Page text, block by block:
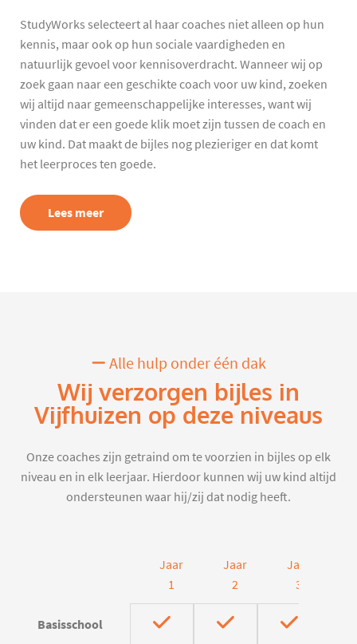
StudyWorks selecteert al haar coaches niet alleen op hun
kennis, maar ook op hun sociale vaardigheden en
natuurlijk gevoel voor kennisoverdracht. Wanneer wij op
zoek gaan naar een geschikte coach voor uw kind, zoeken
wij altijd naar gemeenschappelijke interesses, want wij
vinden dat er een goede klik moet zijn tussen de coach en
uw kind. Dat maakt de bijles nog plezieriger en dat komt
het leerproces ten goede.
Lees meer
Alle hulp onder één dak
Wij verzorgen bijles in
Vijfhuizen op deze niveaus
Onze coaches zijn getraind om te voorzien in bijles op elk
niveau en in elk leerjaar. Hierdoor kunnen wij uw kind altijd
ondersteunen waar hij/zij dat nodig heeft.
Jaar
1
Jaar
2
Jaar
3
Basisschool